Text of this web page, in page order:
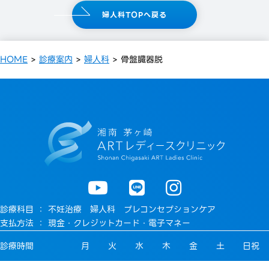
婦人科TOPへ戻る
HOME > 診療案内 > 婦人科 > 骨盤臓器脱
診療科目 ： 不妊治療 婦人科 プレコンセプションケア
支払方法 ： 現金・クレジットカード・電子マネー
診療時間
月 火 水 木 金 土 日祝